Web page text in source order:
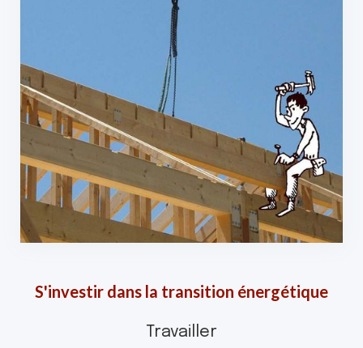
S'investir dans la transition énergétique
Travailler